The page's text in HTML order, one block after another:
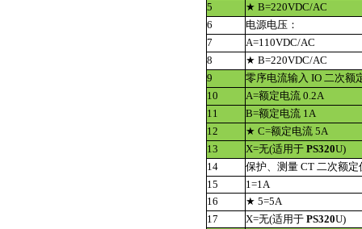
5
★ B=220VDC/AC
6
电源电压：
7
A=110VDC/AC
8
★ B=220VDC/AC
9
零序电流输入 IO 二次额
10
A=额定电流 0.2A
11
B=额定电流 1A
12
★ C=额定电流 5A
13
X=无(适用于 PS320U)
14
保护、测量 CT 二次额定
15
1=1A
16
★ 5=5A
17
X=无(适用于 PS320U)